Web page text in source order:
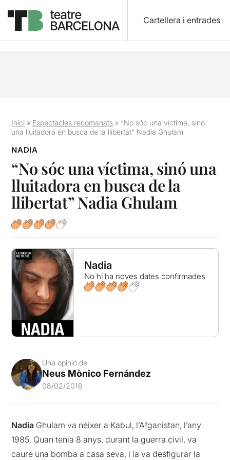
Cartellera i entrades
Inici » Espectacles recomanats » “No sóc una víctima, sinó
una lluitadora en busca de la llibertat” Nadia Ghulam
NADIA
“No sóc una víctima, sinó una
lluitadora en busca de la
llibertat” Nadia Ghulam
Nadia
No hi ha noves dates confirmades
Una opinió de
Neus Mònico Fernández
08/02/2016
Nadia Ghulam va néixer a Kabul, l’Afganistan, l’any
1985. Quan tenia 8 anys, durant la guerra civil, va
caure una bomba a casa seva, i la va desfigurar la